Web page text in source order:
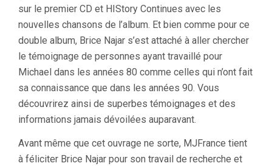
sur le premier CD et HIStory Continues avec les
nouvelles chansons de l’album. Et bien comme pour ce
double album, Brice Najar s’est attaché à aller chercher
le témoignage de personnes ayant travaillé pour
Michael dans les années 80 comme celles qui n’ont fait
sa connaissance que dans les années 90. Vous
découvrirez ainsi de superbes témoignages et des
informations jamais dévoilées auparavant.
Avant même que cet ouvrage ne sorte, MJFrance tient
à féliciter Brice Najar pour son travail de recherche et